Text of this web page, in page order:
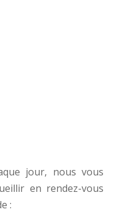
jour, nous vous
en rendez-vous
: